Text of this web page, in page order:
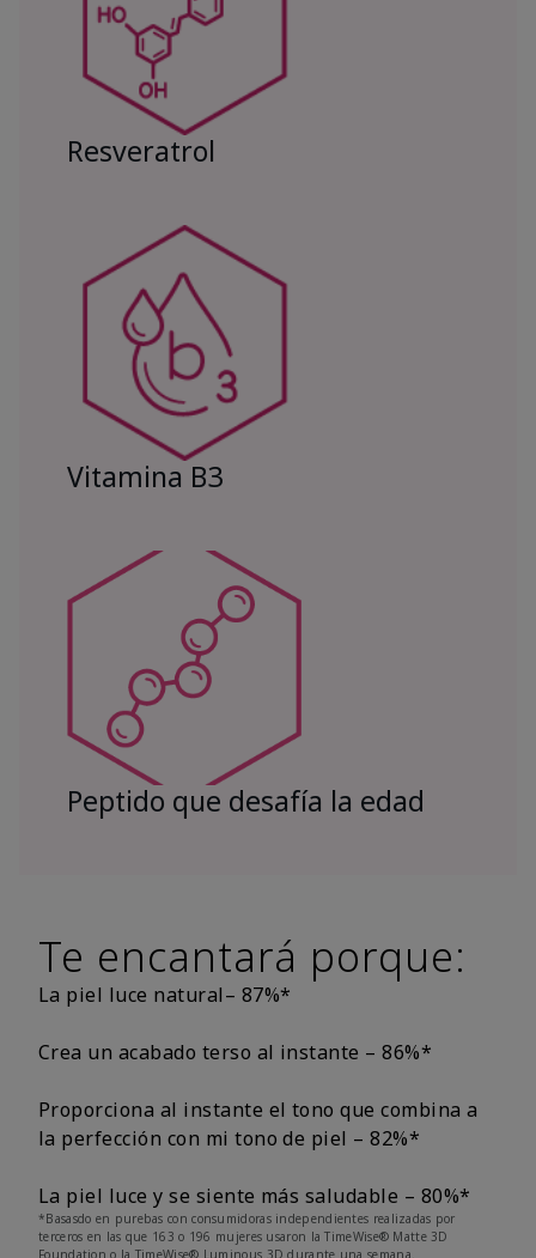
Resveratrol
Vitamina B3
Peptido que desafía la edad
Te encantará porque:
La piel luce natural– 87%*
Crea un acabado terso al instante – 86%*
Proporciona al instante el tono que combina a
la perfección con mi tono de piel – 82%*
La piel luce y se siente más saludable – 80%*
*Basasdo en purebas con consumidoras independientes realizadas por
terceros en las que 163 o 196 mujeres usaron la TimeWise® Matte 3D
Foundation o la TimeWise® Luminous 3D durante una semana.